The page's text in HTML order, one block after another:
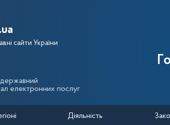
сторінка Державної
сайти України
електронних послуг
Діяльність